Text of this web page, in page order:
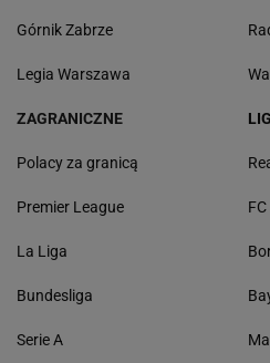
Górnik Zabrze
Legia Warszawa
ZAGRANICZNE
Polacy za granicą
Premier League
La Liga
Bundesliga
Serie A